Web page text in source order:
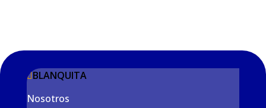
BLANQUITA
Nosotros